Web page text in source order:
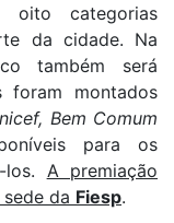
oito categorias
da cidade. Na
também será
foram montados
Bem Comum
para os
los. A premiação
sede da Fiesp.